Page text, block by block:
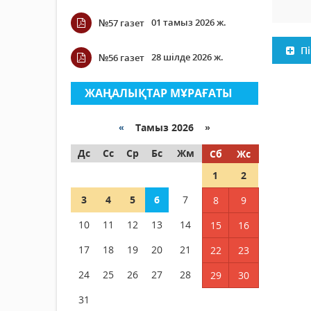
№57 газет 01 тамыз 2026 ж.
№56 газет 28 шілде 2026 ж.
ЖАҢАЛЫҚТАР МҰРАҒАТЫ
« Тамыз 2026 »
Дс
Сс Ср Бс Жм Сб
Жс
1
2
3
4 5 6 7 8
9
10
11 12 13 14 15
16
17
18 19 20 21 22
23
24
25 26 27 28 29
30
31